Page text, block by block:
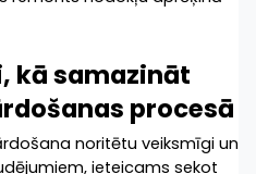
kā samazināt
procesā
noritētu veiksmīgi un
ieteicams sekot